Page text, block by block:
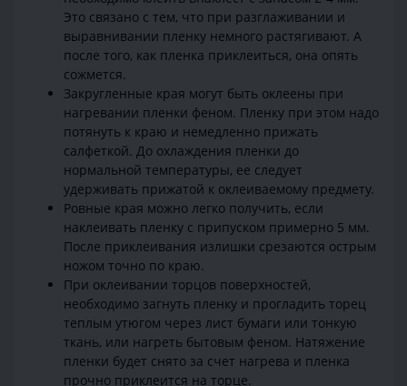
Это связано с тем, что при разглаживании и
выравнивании пленку немного растягивают. А
после того, как пленка приклеиться, она опять
сожмется.
Закругленные края могут быть оклеены при
нагревании пленки феном. Пленку при этом надо
потянуть к краю и немедленно прижать
салфеткой. До охлаждения пленки до
нормальной температуры, ее следует
удерживать прижатой к оклеиваемому предмету.
Ровные края можно легко получить, если
наклеивать пленку с припуском примерно 5 мм.
После приклеивания излишки срезаются острым
ножом точно по краю.
При оклеивании торцов поверхностей,
необходимо загнуть пленку и прогладить торец
теплым утюгом через лист бумаги или тонкую
ткань, или нагреть бытовым феном. Натяжение
пленки будет снято за счет нагрева и пленка
прочно приклеится на торце.